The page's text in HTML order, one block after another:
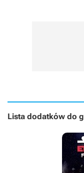
Lista dodatków do